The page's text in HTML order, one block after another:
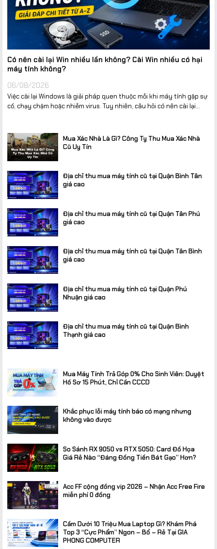
Có nên cài lại Win nhiều lần không? Cài Win nhiều có hại
máy tính không?
06/08/2026
Việc cài lại Windows là giải pháp quen thuộc mỗi khi máy tính gặp sự
cố, chạy chậm hoặc nhiễm virus. Tuy nhiên, câu hỏi có nên cài lại...
Mua Xác Nhà Là Gì? Công Ty Thu Mua Xác Nhà
Cũ Uy Tín
Địa chỉ thu mua máy tính cũ tại Quận Bình Tân
giá cao
Địa chỉ thu mua máy tính cũ tại Quận Tân Phú
giá cao
Địa chỉ thu mua máy tính cũ tại Quận Tân Bình
giá cao
Địa chỉ thu mua máy tính cũ tại Quận Phú
Nhuận giá cao
Địa chỉ thu mua máy tính cũ tại Quận Bình
Thạnh giá cao
Mua Máy Tính Trả Góp 0% Cho Sinh Viên: Duyệt
Hồ Sơ 15 Phút, Chỉ Cần CCCD
Khắc phục lỗi máy tính báo có mạng nhưng
không vào được
So Sánh RX 9050 vs RTX 5050: Card Đồ Họa
Giá Rẻ Nào “Đáng Đồng Tiền Bát Gạo” Hơn?
Acc FF cộng đồng vip 2026 – Nhận Acc Free Fire
miễn phí 0 đồng
Cầm Dưới 10 Triệu Mua Laptop Gì? Khám Phá
Top 3 “Cực Phẩm” Ngon – Bổ – Rẻ Tại GIA
PHONG COMPUTER